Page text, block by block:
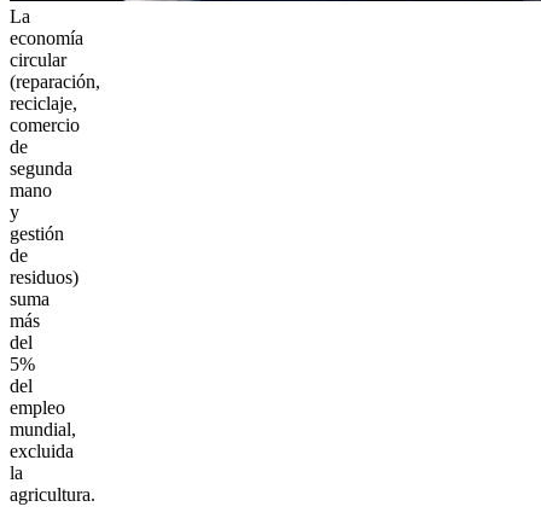
La
economía
circular
(reparación,
reciclaje,
comercio
de
segunda
mano
y
gestión
de
residuos)
suma
más
del
5%
del
empleo
mundial,
excluida
la
agricultura.